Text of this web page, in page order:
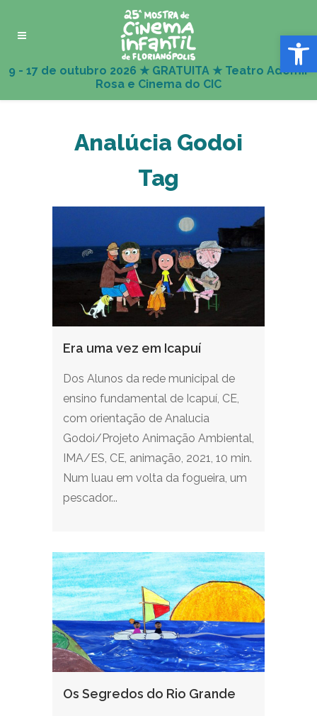
Abrir
Analúcia Godoi
Tag
Era uma vez em Icapuí
Dos Alunos da rede municipal de
ensino fundamental de Icapuí, CE,
com orientação de Analucia
Godoi/Projeto Animação Ambiental,
IMA/ES, CE, animação, 2021, 10 min.
Num luau em volta da fogueira, um
pescador...
Os Segredos do Rio Grande